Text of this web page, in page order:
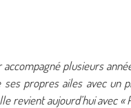
plusieurs
propres ailes avec un
revient aujourd’hui avec